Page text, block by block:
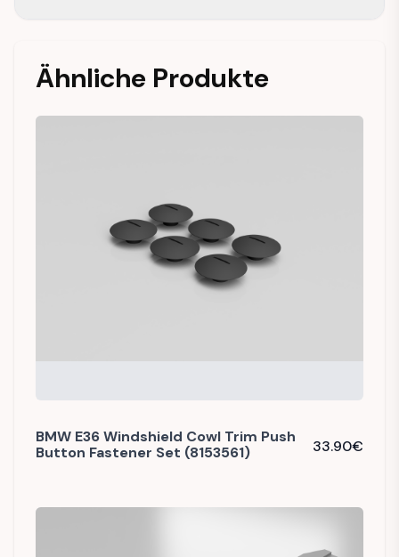
Ähnliche Produkte
BMW E36 Windshield Cowl Trim Push
Button Fastener Set (8153561)
33.90€